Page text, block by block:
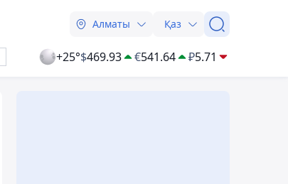
Алматы Қаз
+25°$469.93 €541.64 ₽5.71